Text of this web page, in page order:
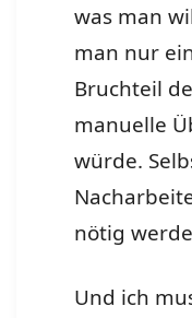
was man
man nur
Bruchteil
manuelle
würde.
nötig
Und ich